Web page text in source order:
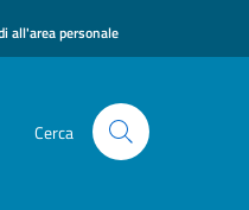
all'area personale
Cerca